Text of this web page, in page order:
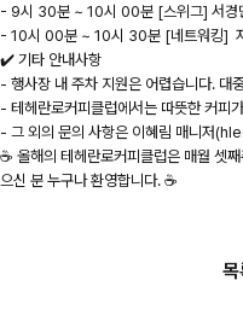
- 9시 30분 ~ 10시 00분 [스위그] 서
- 10시 00분 ~ 10시 30분 [네트워킹]
✔️ 기타 안내사항
- 행사장 내 주차 지원은 어렵습니다. 대
- 테헤란로커피클럽에서는 따뜻한 커피
- 그 외의 문의 사항은 이혜림 매니저
☕️ 올해의 테헤란로커피클럽은 매월 셋
으신 분 누구나 환영합니다. ☕️